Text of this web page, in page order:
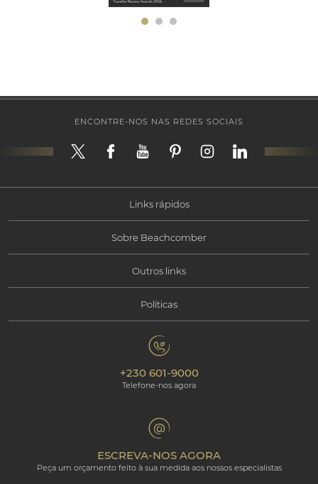
ENCONTRE-NOS NAS REDES SOCIAIS
Links rápidos
As nossas ofertas
Maurícias
Os nossos hotéis
Programa de afiliados
Sobre Beachcomber
Informações Corporativas
Responsabilidade Ambiental
The Art of Beautiful
Outros links
Contacte-nos
Galeria de fotos
Beachcomber Magazine
Área Profissional
Políticas
Política de Privacidade
Política de Cookies
Termos e condições
+230 601-9000
Telefone-nos agora
ESCREVA-NOS AGORA
Peça um orçamento feito à sua medida aos nossos especialistas